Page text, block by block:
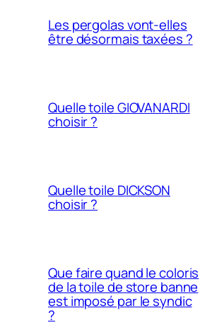
Les pergolas vont-elles
être désormais taxées ?
Quelle toile GIOVANARDI
choisir ?
Quelle toile DICKSON
choisir ?
Que faire quand le coloris
de la toile de store banne
est imposé par le syndic
?